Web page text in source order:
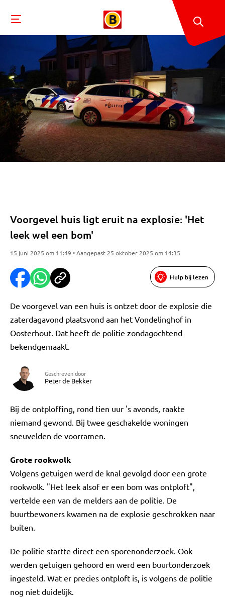
Voorgevel huis ligt eruit na explosie: 'Het
leek wel een bom'
15 juni 2025 om 11:49 • Aangepast 25 oktober 2025 om 14:35
Hulp bij lezen
De voorgevel van een huis is ontzet door de explosie die
zaterdagavond plaatsvond aan het Vondelinghof in
Oosterhout. Dat heeft de politie zondagochtend
bekendgemaakt.
Geschreven door
Peter de Bekker
Bij de ontploffing, rond tien uur 's avonds, raakte
niemand gewond. Bij twee geschakelde woningen
sneuvelden de voorramen.
Grote rookwolk
Volgens getuigen werd de knal gevolgd door een grote
rookwolk. "Het leek alsof er een bom was ontploft",
vertelde een van de melders aan de politie. De
buurtbewoners kwamen na de explosie geschrokken naar
buiten.
De politie startte direct een sporenonderzoek. Ook
werden getuigen gehoord en werd een buurtonderzoek
ingesteld. Wat er precies ontploft is, is volgens de politie
nog niet duidelijk.